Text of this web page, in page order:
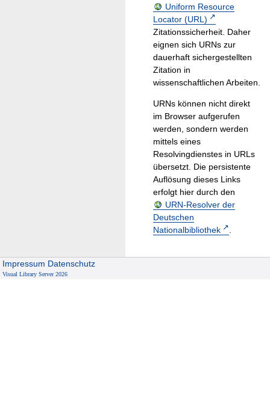
Uniform Resource
Locator (URL)
Zitationssicherheit. Daher
eignen sich URNs zur
dauerhaft sichergestellten
Zitation in
wissenschaftlichen Arbeiten.
URNs können nicht direkt
im Browser aufgerufen
werden, sondern werden
mittels eines
Resolvingdienstes in URLs
übersetzt. Die persistente
Auflösung dieses Links
erfolgt hier durch den
URN-Resolver der
Deutschen
Nationalbibliothek
.
Impressum Datenschutz
Visual Library Server 2026